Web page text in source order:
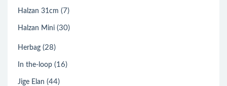
Halzan 31cm (7)
Halzan Mini (30)
Herbag (28)
In the-loop (16)
Jige Elan (44)